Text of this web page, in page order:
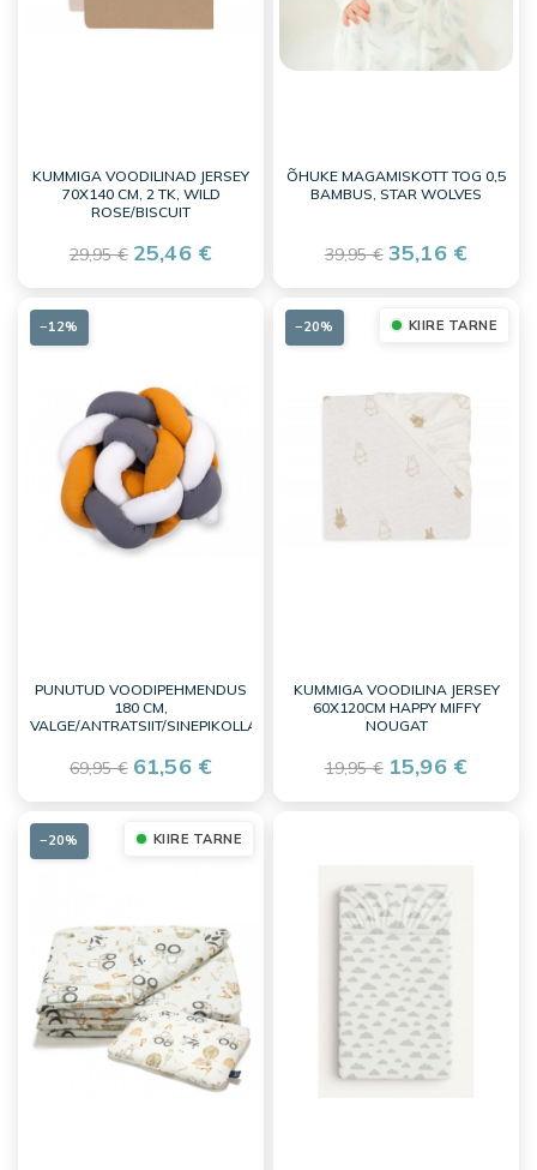
KUMMIGA VOODILINAD JERSEY
70X140 CM, 2 TK, WILD
ROSE/BISCUIT
29,95 € 25,46 €
ÕHUKE MAGAMISKOTT TOG 0,5
BAMBUS, STAR WOLVES
39,95 € 35,16 €
PUNUTUD VOODIPEHMENDUS
180 CM,
VALGE/ANTRATSIIT/SINEPIKOLLANE
69,95 € 61,56 €
−12% KIIRE TARNE
KUMMIGA VOODILINA JERSEY
60X120CM HAPPY MIFFY
NOUGAT
19,95 € 15,96 €
−20%
KIIRE TARNE
−20%